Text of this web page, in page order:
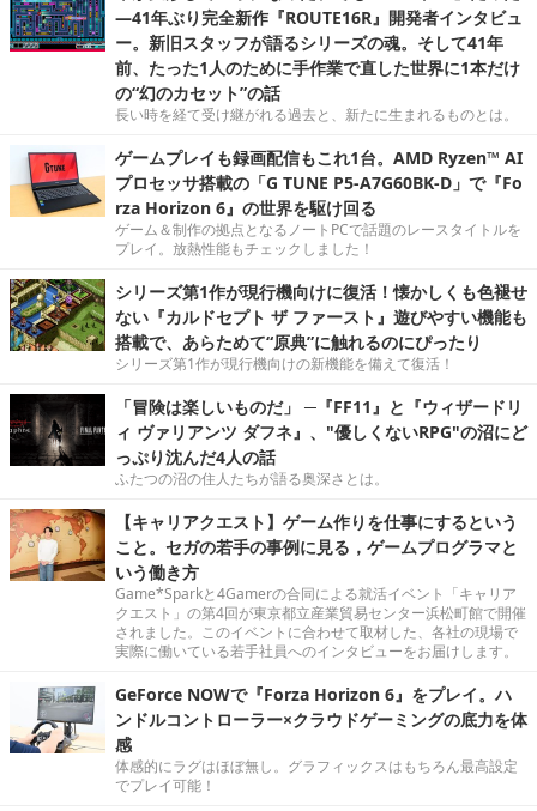
―41年ぶり完全新作『ROUTE16R』開発者インタビュ
ー。新旧スタッフが語るシリーズの魂。そして41年
前、たった1人のために手作業で直した世界に1本だけ
の“幻のカセット”の話
長い時を経て受け継がれる過去と、新たに生まれるものとは。
ゲームプレイも録画配信もこれ1台。AMD Ryzen™ AI
プロセッサ搭載の「G TUNE P5-A7G60BK-D」で『Fo
rza Horizon 6』の世界を駆け回る
ゲーム＆制作の拠点となるノートPCで話題のレースタイトルを
プレイ。放熱性能もチェックしました！
シリーズ第1作が現行機向けに復活！懐かしくも色褪せ
ない『カルドセプト ザ ファースト』遊びやすい機能も
搭載で、あらためて“原典”に触れるのにぴったり
シリーズ第1作が現行機向けの新機能を備えて復活！
「冒険は楽しいものだ」 ─『FF11』と『ウィザードリ
ィ ヴァリアンツ ダフネ』、"優しくないRPG"の沼にど
っぷり沈んだ4人の話
ふたつの沼の住人たちが語る奥深さとは。
【キャリアクエスト】ゲーム作りを仕事にするという
こと。セガの若手の事例に見る，ゲームプログラマと
いう働き方
Game*Sparkと4Gamerの合同による就活イベント「キャリア
クエスト」の第4回が東京都立産業貿易センター浜松町館で開催
されました。このイベントに合わせて取材した、各社の現場で
実際に働いている若手社員へのインタビューをお届けします。
GeForce NOWで『Forza Horizon 6』をプレイ。ハ
ンドルコントローラー×クラウドゲーミングの底力を体
感
体感的にラグはほぼ無し。グラフィックスはもちろん最高設定
でプレイ可能！